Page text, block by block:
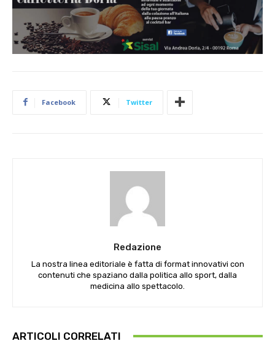
Facebook Twitter
Redazione
La nostra linea editoriale è fatta di format innovativi con
contenuti che spaziano dalla politica allo sport, dalla
medicina allo spettacolo.
ARTICOLI CORRELATI